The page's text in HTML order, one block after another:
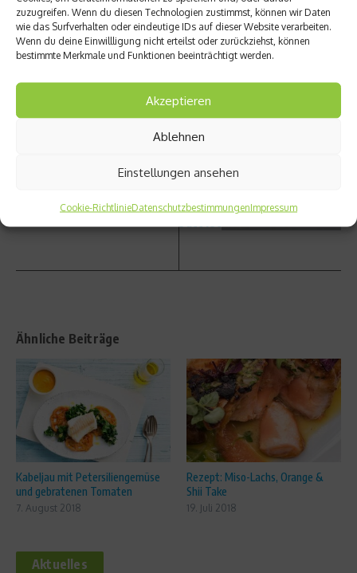
zuzugreifen. Wenn du diesen Technologien zustimmst, können wir Daten
wie das Surfverhalten oder eindeutige IDs auf dieser Website verarbeiten.
Wenn du deine Einwillligung nicht erteilst oder zurückziehst, können
bestimmte Merkmale und Funktionen beeinträchtigt werden.
Akzeptieren
Ablehnen
Einstellungen ansehen
Cookie-RichtlinieDatenschutzbestimmungenImpressum
Wer
Muskel
muss
essen
Vico
Kämpf
längst
nicht
satt ist
Ähnliche Beiträge
Kabeljau mit Petersiliengemüse
und gebratenen Tomaten
7. August 2018
Rezept: Miso-Lachs, Orange &
Shii Take
19. Juli 2018
Aktuelles